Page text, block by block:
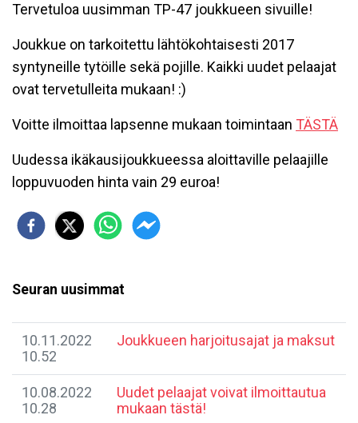
Tervetuloa uusimman TP-47 joukkueen sivuille!
Joukkue on tarkoitettu lähtökohtaisesti 2017
syntyneille tytöille sekä pojille. Kaikki uudet pelaajat
ovat tervetulleita mukaan! :)
Voitte ilmoittaa lapsenne mukaan toimintaan TÄSTÄ
Uudessa ikäkausijoukkueessa aloittaville pelaajille
loppuvuoden hinta vain 29 euroa!
Seuran uusimmat
10.11.2022
10.52
Joukkueen harjoitusajat ja maksut
10.08.2022
10.28
Uudet pelaajat voivat ilmoittautua
mukaan tästä!